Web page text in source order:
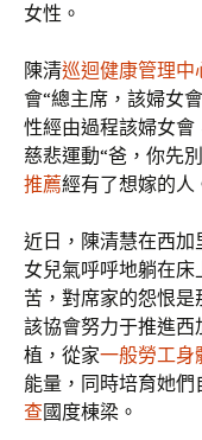
女性。
陳清巡迴健康管理中
會“總主席，該婦女
性經由過程該婦女
慈悲運動“爸，你先
推薦經有了想嫁的人
近日，陳清慧在西加
女兒氣呼呼地躺在
苦，對席家的怨恨是
該協會努力于推進
植，從家一般勞工身
能量，同時培育她
查國度棟梁。